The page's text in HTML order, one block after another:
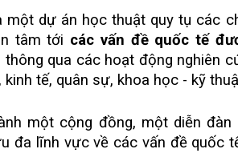
một dự án học thuật quy tụ các
tâm tới các vấn đề quốc tế
qua các hoạt động nghiên
tế, quân sự, khoa học - kỹ
một cộng đồng, một diễn
đa lĩnh vực về các vấn đề quốc